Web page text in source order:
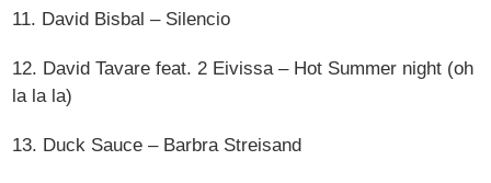
11. David Bisbal – Silencio
12. David Tavare feat. 2 Eivissa – Hot Summer night (oh
la la la)
13. Duck Sauce – Barbra Streisand